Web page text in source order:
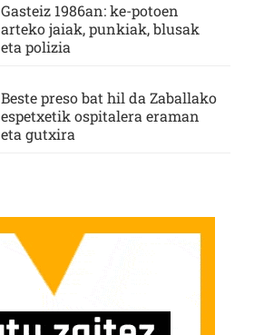
Gasteiz 1986an: ke-potoen
arteko jaiak, punkiak, blusak
eta polizia
Beste preso bat hil da Zaballako
espetxetik ospitalera eraman
eta gutxira